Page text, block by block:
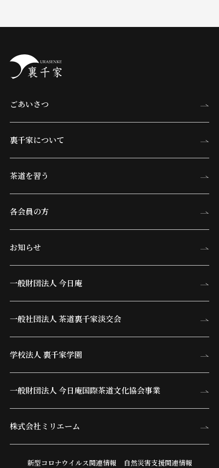
ごあいさつ
裏千家について
茶道を習う
各会員の方
お知らせ
一般財団法人 今日庵
一般社団法人 茶道裏千家淡交会
学校法人 裏千家学園
一般財団法人 今日庵国際茶道文化協会事業
株式会社ミリエーム
新型コロナウイルス関連情報 自然災害支援関連情報